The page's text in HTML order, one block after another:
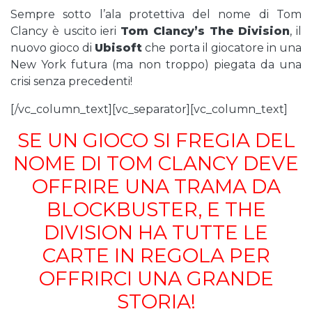
Sempre sotto l’ala protettiva del nome di Tom
Clancy è uscito ieri Tom Clancy’s The Division, il
nuovo gioco di Ubisoft che porta il giocatore in una
New York futura (ma non troppo) piegata da una
crisi senza precedenti!
[/vc_column_text][vc_separator][vc_column_text]
SE UN GIOCO SI FREGIA DEL
NOME DI TOM CLANCY DEVE
OFFRIRE UNA TRAMA DA
BLOCKBUSTER, E THE
DIVISION HA TUTTE LE
CARTE IN REGOLA PER
OFFRIRCI UNA GRANDE
STORIA!